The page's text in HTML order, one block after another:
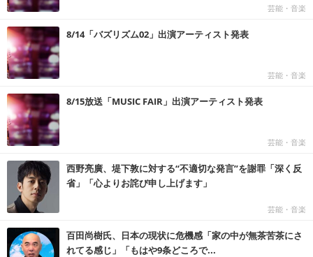
芸能・音楽
8/14「バズリズム02」出演アーティスト発表
芸能・音楽
8/15放送「MUSIC FAIR」出演アーティスト発表
芸能・音楽
西野亮廣、堤下敦に対する“不適切な発言”を謝罪「深く反
省」「心よりお詫び申し上げます」
芸能・音楽
百田尚樹氏、日本の現状に危機感「家の中が無茶苦茶にさ
れてる感じ」「もはや9条どころで...